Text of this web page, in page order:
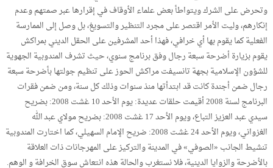
وتحرض على الشرك ويتواطأ بعض علماء الأوقاف في إقرارها عبر صمتهم وعدم
إنكارهم، وليت الأمر اقتصر على مجرد التنظير والتسويغ، بل وصل إلى الممارسة
الفعلية كما يقوم بها أي خرافي، فهذا أحد المشرفين على الحقل الديني بمراكش
يقوم بزيارة أضرحة سبعة رجال وفق برنامج سنوي، حيث تشرف المندوبية الجهوية
للشؤون الإسلامية بجهة تانسيفت مراكش الحوز على تنظيم جولتها بأضرحة سبعة
رجال ضمن أجندة كانت قد ابتدأتها منذ سنوات وذلك كل سنة، ومن ضمن فقرات
البرنامج لسنة 2008 أقيمت حلقات عديدة: يوم الأحد 10 غشت 2008: بضريح
سيدي عبد العزيز التباع، ويوم الأحد 17 غشت 2008: بضريح مولاي عبد الله
الغزواني، ويوم الأحد 24 غشت 2008: ضريح الإمام السهيلي، كما اختارت المندوبية
تنشيط الجانب «الصوفي» في المدينة والتركيز على المهرجانات ذات العلاقة
بالأضرحة والزوايا الدينية، فلا نستغرب والحالة هذه انتعاش سوق الخرافة و الوهم.